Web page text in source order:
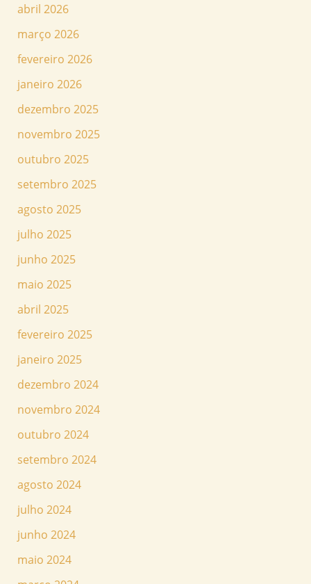
abril 2026
março 2026
fevereiro 2026
janeiro 2026
dezembro 2025
novembro 2025
outubro 2025
setembro 2025
agosto 2025
julho 2025
junho 2025
maio 2025
abril 2025
fevereiro 2025
janeiro 2025
dezembro 2024
novembro 2024
outubro 2024
setembro 2024
agosto 2024
julho 2024
junho 2024
maio 2024